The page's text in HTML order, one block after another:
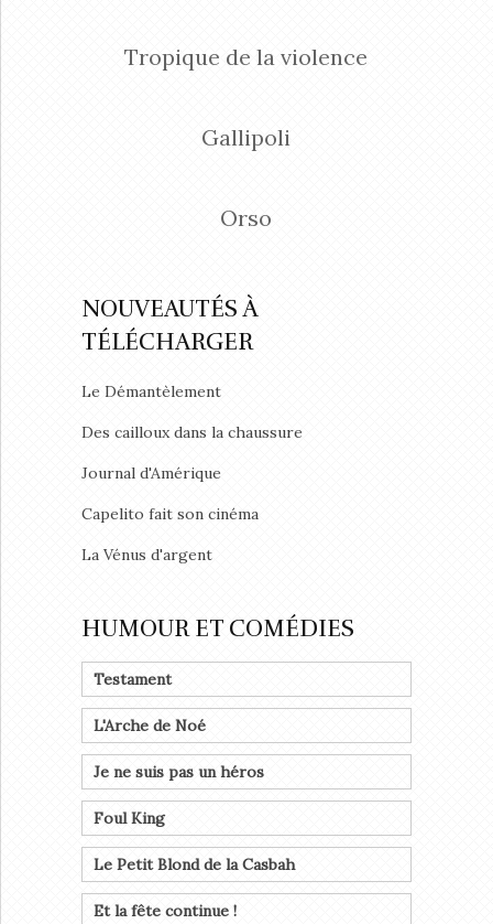
Tropique de la violence
Gallipoli
Orso
NOUVEAUTÉS À
TÉLÉCHARGER
Le Démantèlement
Des cailloux dans la chaussure
Journal d'Amérique
Capelito fait son cinéma
La Vénus d'argent
HUMOUR ET COMÉDIES
Testament
L'Arche de Noé
Je ne suis pas un héros
Foul King
Le Petit Blond de la Casbah
Et la fête continue !